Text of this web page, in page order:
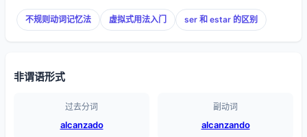
不规则动词记忆法 虚拟式用法入门 ser 和 estar 的区别
非谓语形式
过去分词
alcanzado
副动词
alcanzando